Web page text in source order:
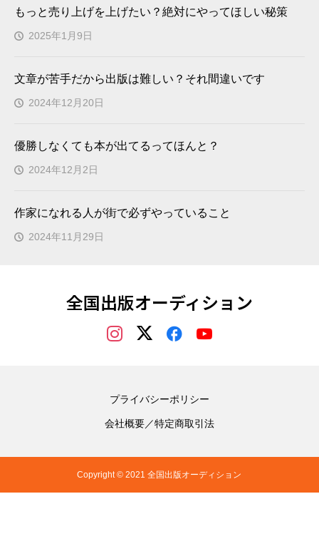
もっと売り上げを上げたい？絶対にやってほしい秘策
2025年1月9日
文章が苦手だから出版は難しい？それ間違いです
2024年12月20日
優勝しなくても本が出てるってほんと？
2024年12月2日
作家になれる人が街で必ずやっていること
2024年11月29日
全国出版オーディション
プライバシーポリシー
会社概要／特定商取引法
Copyright © 2021 全国出版オーディション